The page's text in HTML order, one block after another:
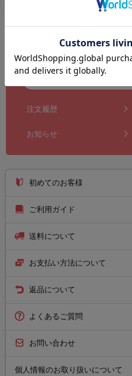
新規会員・
注文履歴
お知らせ
初めてのお客様
ご利用ガイド
送料について
お支払い方法について
返品について
よくあるご質問
お問い合わせ
個人情報のお取り扱いについて